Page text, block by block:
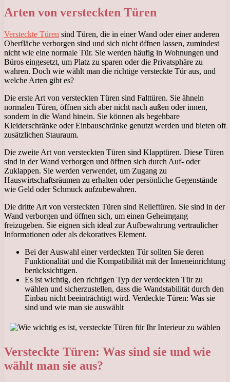
Arten von versteckten Türen
Versteckte Türen sind Türen, die in einer Wand oder einer anderen
Oberfläche verborgen sind und sich nicht öffnen lassen, zumindest
nicht wie eine normale Tür. Sie werden häufig in Wohnungen und
Büros eingesetzt, um Platz zu sparen oder die Privatsphäre zu
wahren. Doch wie wählt man die richtige versteckte Tür aus, und
welche Arten gibt es?
Die erste Art von versteckten Türen sind Falttüren. Sie ähneln
normalen Türen, öffnen sich aber nicht nach außen oder innen,
sondern in die Wand hinein. Sie können als begehbare
Kleiderschränke oder Einbauschränke genutzt werden und bieten oft
zusätzlichen Stauraum.
Die zweite Art von versteckten Türen sind Klapptüren. Diese Türen
sind in der Wand verborgen und öffnen sich durch Auf- oder
Zuklappen. Sie werden verwendet, um Zugang zu
Hauswirtschaftsräumen zu erhalten oder persönliche Gegenstände
wie Geld oder Schmuck aufzubewahren.
Die dritte Art von versteckten Türen sind Relieftüren. Sie sind in der
Wand verborgen und öffnen sich, um einen Geheimgang
freizugeben. Sie eignen sich ideal zur Aufbewahrung vertraulicher
Informationen oder als dekoratives Element.
Bei der Auswahl einer verdeckten Tür sollten Sie deren
Funktionalität und die Kompatibilität mit der Inneneinrichtung
berücksichtigen.
Es ist wichtig, den richtigen Typ der verdeckten Tür zu
wählen und sicherzustellen, dass die Wandstabilität durch den
Einbau nicht beeinträchtigt wird. Verdeckte Türen: Was sie
sind und wie man sie auswählt
Versteckte Türen: Was sind sie und wie
wählt man sie aus?